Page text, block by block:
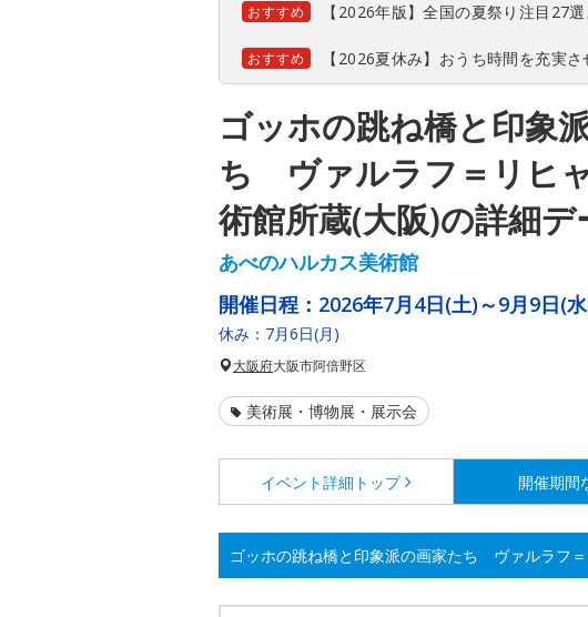
おすすめ 【2026年版】全国の夏祭り注目27
おすすめ 【2026夏休み】おうち時間を充実
ゴッホの跳ね橋と印象
ち ヴァルラフ＝リヒ
術館所蔵(大阪)の詳細デ
あべのハルカス美術館
開催日程： 2026年7月4日(土)～9月9日(
休み：7月6日(月)
大阪府大阪市阿倍野区
美術展・博物展・展示会
イベント詳細 トップ 開催期間
ゴッホの跳ね橋と印象派の画家たち ヴァルラフ